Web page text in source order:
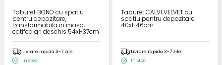
Taburet BONO cu spatiu
pentru depozitare,
transformabila in masa,
catifea gri deschis 54xH37cm
Livrare rapida 3-7 zile
In stoc
Taburet CALVI VELVET cu
spatiu pentru depozitare
40xH46cm
Livrare rapida 3-7 zile
In stoc